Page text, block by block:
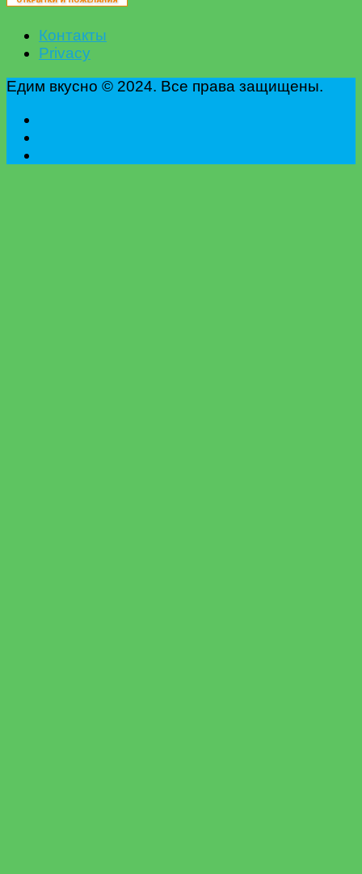
Контакты
Privacy
Едим вкусно © 2024. Все права защищены.